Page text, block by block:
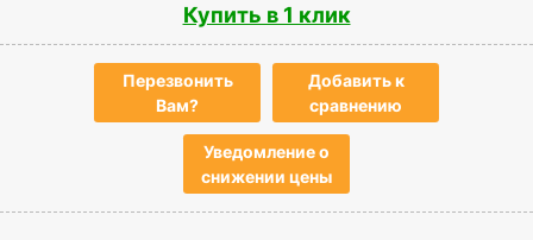
Купить в 1 клик
Перезвонить
Вам?
Добавить к
сравнению
Уведомление о
снижении цены